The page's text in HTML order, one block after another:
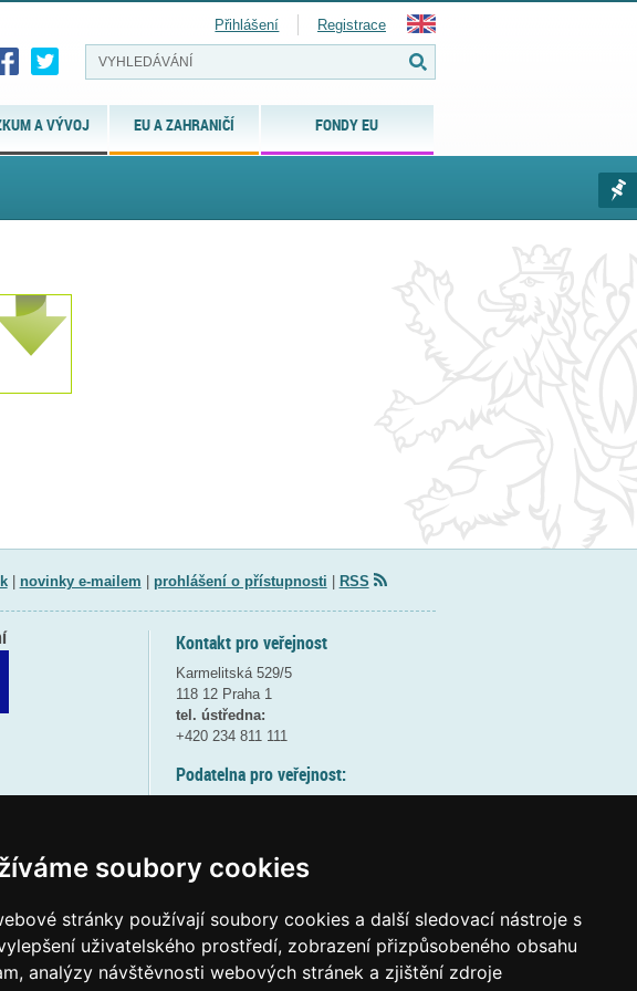
soubory cookies
stránky používají soubory cookies a další sledovací nástroje s
uživatelského prostředí, zobrazení přizpůsobeného obsahu
analýzy návštěvnosti webových stránek a zjištění zdroje
A VÝVOJ EU A ZAHRANIČÍ FONDY EU
Přihlášení Registrace
| novinky e-mailem prohlášení o přístupnosti RSS
Kontakt pro veřejnost
Karmelitská 529/5
118 12 Praha 1
tel. ústředna:
+420 234 811 111
Podatelna pro veřejnost:
(více informací
Elektronická podatelna:
posta@msmtgov cz